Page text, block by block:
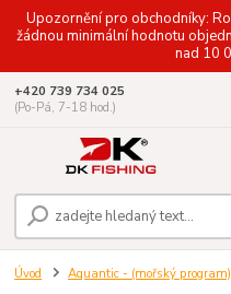
Upozornění pro obchodníky:
žádnou minimální hodnotu
nad 10
+420 739 734 025
(Po-Pá, 7-18 hod.)
Úvod Aquantic - (mořský program)